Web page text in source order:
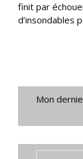
finit par
d’insondables
Mon